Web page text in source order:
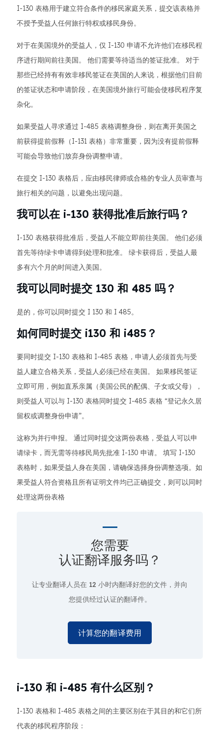
I-130 表格用于建立符合条件的移民家庭关系，提交该表格并
不授予受益人任何旅行特权或移民身份。
对于在美国境外的受益人，仅 I-130 申请不允许他们在移民程
序进行期间前往美国。 他们需要等待适当的签证批准。 对于
那些已经持有有效非移民签证在美国的人来说，根据他们目前
的签证状态和申请阶段，在美国境外旅行可能会使移民程序复
杂化。
如果受益人寻求通过 I-485 表格调整身份，则在离开美国之
前获得提前假释（I-131 表格）非常重要，因为没有提前假释
可能会导致他们放弃身份调整申请。
在提交 I-130 表格后，应由移民律师或合格的专业人员审查与
旅行相关的问题，以避免出现问题。
我可以在 i-130 获得批准后旅行吗？
I-130 表格获得批准后，受益人不能立即前往美国。 他们必须
首先等待绿卡申请得到处理和批准。 绿卡获得后，受益人最
多有六个月的时间进入美国。
我可以同时提交 130 和 485 吗？
是的，你可以同时提交 I 130 和 I 485。
如何同时提交 i130 和 i485？
要同时提交 I-130 表格和 I-485 表格，申请人必须首先与受
益人建立合格关系，受益人必须已经在美国。 如果移民签证
立即可用，例如直系亲属（美国公民的配偶、子女或父母），
则受益人可以与 I-130 表格同时提交 I-485 表格 “登记永久居
留权或调整身份申请”。
这称为并行申报。 通过同时提交这两份表格，受益人可以申
请绿卡，而无需等待移民局先批准 I-130 申请。 填写 I-130
表格时，如果受益人身在美国，请确保选择身份调整选项。如
果受益人符合资格且所有证明文件均已正确提交，则可以同时
处理这两份表格
您需要
认证翻译服务吗？
让专业翻译人员在 12 小时内翻译好您的文件，并向
您提供经过认证的翻译件。
计算您的翻译费用
i-130 和 i-485 有什么区别？
I-130 表格和 I-485 表格之间的主要区别在于其目的和它们所
代表的移民程序阶段：